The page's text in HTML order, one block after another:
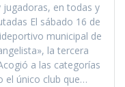
jugadoras, en todas y
El sábado 16 de
municipal de
la tercera
a las categorías
el único club que…